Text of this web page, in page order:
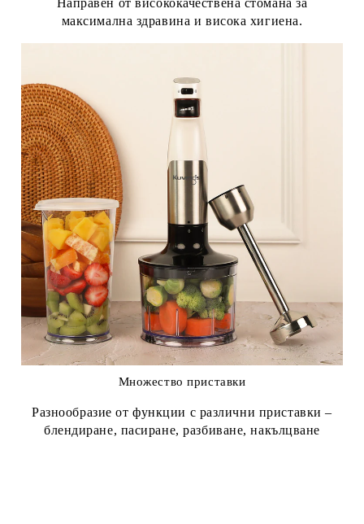
Направен от висококачествена стомана за
максимална здравина и висока хигиена.
Множество приставки
Разнообразие от функции с различни приставки –
блендиране, пасиране, разбиване, накълцване